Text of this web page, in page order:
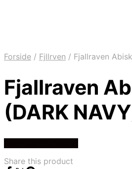
Forside / Fjllrven / Fjallraven
Fjallraven
(DARK
Share this product